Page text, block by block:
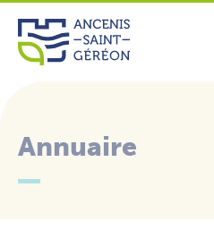
Aller
contenu
Annuaire
Panneau de gestion des cookies